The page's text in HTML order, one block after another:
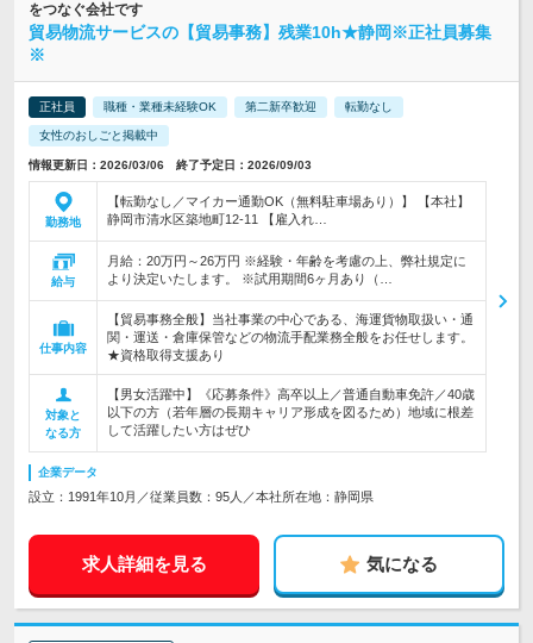
をつなぐ会社です
貿易物流サービスの【貿易事務】残業10h★静岡※正社員募集
※
正社員 職種・業種未経験OK 第二新卒歓迎 転勤なし
女性のおしごと掲載中
情報更新日：2026/03/06 終了予定日：2026/09/03
勤務地
【転勤なし／マイカー通勤OK（無料駐車場あり）】 【本社】
静岡市清水区築地町12-11 【雇入れ…
給与
月給：20万円～26万円 ※経験・年齢を考慮の上、弊社規定に
より決定いたします。 ※試用期間6ヶ月あり（…
仕事内容
【貿易事務全般】当社事業の中心である、海運貨物取扱い・通
関・運送・倉庫保管などの物流手配業務全般をお任せします。
★資格取得支援あり
対象と
なる方
【男女活躍中】《応募条件》高卒以上／普通自動車免許／40歳
以下の方（若年層の長期キャリア形成を図るため）地域に根差
して活躍したい方はぜひ
企業データ
設立：1991年10月／従業員数：95人／本社所在地：静岡県
求人詳細を見る 気になる